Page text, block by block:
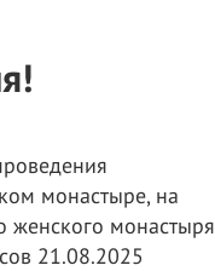
монастыре, на
женского монастыря
21.08.2025